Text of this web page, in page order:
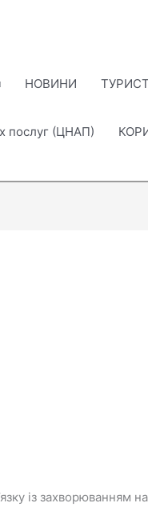
НОВИНИ
послуг (ЦНАП)
із захворюванням